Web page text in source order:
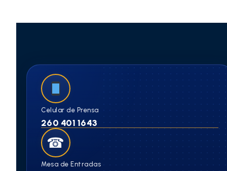
Celular de Prensa
260 401 1643
☎
Mesa de Entradas